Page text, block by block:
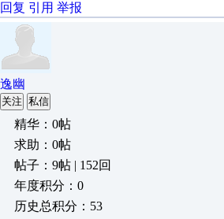
回复 引用 举报
逸幽
关注 私信
精华：0帖
求助：0帖
帖子：9帖 | 152回
年度积分：0
历史总积分：53